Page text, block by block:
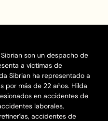
son un despacho de
a víctimas de
Sibrian ha representado a
por más de 22 años. Hilda
enaccidentes de
laborales,
accidentes de